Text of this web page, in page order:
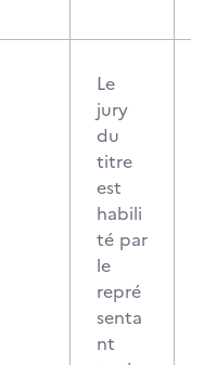
Le
jury
du
titre
est
habili
té par
le
repré
senta
nt